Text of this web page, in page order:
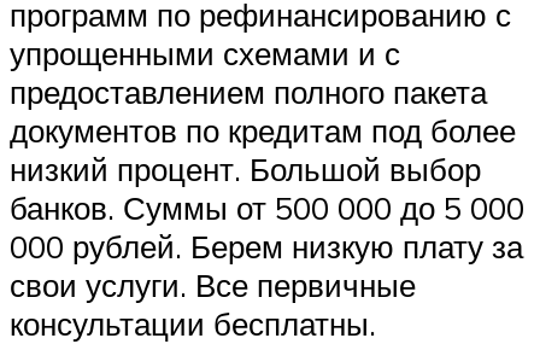
программ по рефинансированию с
упрощенными схемами и с
предоставлением полного пакета
документов по кредитам под более
низкий процент. Большой выбор
банков. Суммы от 500 000 до 5 000
000 рублей. Берем низкую плату за
свои услуги. Все первичные
консультации бесплатны.